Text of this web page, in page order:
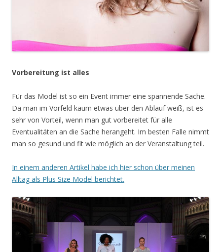
Vorbereitung ist alles
Für das Model ist so ein Event immer eine spannende Sache.
Da man im Vorfeld kaum etwas über den Ablauf weiß, ist es
sehr von Vorteil, wenn man gut vorbereitet für alle
Eventualitäten an die Sache herangeht. Im besten Falle nimmt
man so gesund und fit wie möglich an der Veranstaltung teil.
In einem anderen Artikel habe ich hier schon über meinen
Alltag als Plus Size Model berichtet.